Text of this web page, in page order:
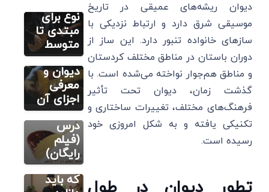
دیوان ریشه‌های عمیقی در تاریخ
موسیقی شرق دارد و ارتباط نزدیکی با
سازهای خانواده تنبور دارد. این ساز از
دوران باستان در مناطق مختلف کردستان
و مناطق هم‌جوار نواخته می‌شده است. با
گذشت زمان، دیوان تحت تأثیر
فرهنگ‌های مختلف، تغییرات ساختاری و
تکنیکی یافته و به شکل امروزی خود
رسیده است.
نوع برای
مبتدی تا
متوسط
ساز
باغلاما:
تاریخچه،
تفاوت با
دیوان و
معرفی
اجزای آن
آموزش آنلاین
آموزش
صفر تا صد
ساز دیوان
در ۳۲
درس
(فیلم
رایگان)
آموزش آنلاین
دیوان
دانلود 8
کلیپ
زیبای
نواختن
دیوان
حرفه ای
که باید